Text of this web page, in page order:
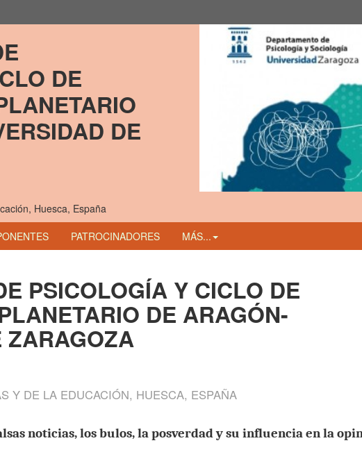
DE
DE
Huesca, España
PATROCINADORES MÁS...
PSICOLOGÍA Y CICLO DE
DE ARAGÓN-
ZARAGOZA
Y DE LA EDUCACIÓN, HUESCA, ESPAÑA
noticias, los bulos, la posverdad y su influencia en la